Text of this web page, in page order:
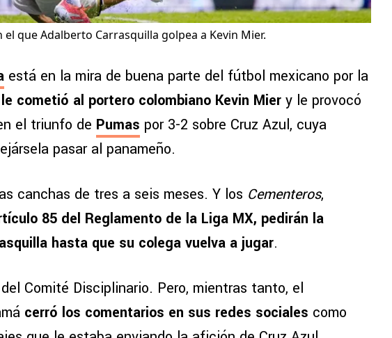
el que Adalberto Carrasquilla golpea a Kevin Mier.
está en la mira de buena parte del fútbol mexicano por la
cometió al portero colombiano Kevin Mier y le provocó
el triunfo de Pumas por 3-2 sobre Cruz Azul, cuya
pasar al panameño.
canchas de tres a seis meses. Y los Cementeros,
85 del Reglamento de la Liga MX, pedirán la
hasta que su colega vuelva a jugar.
Comité Disciplinario. Pero, mientras tanto, el
cerró los comentarios en sus redes sociales como